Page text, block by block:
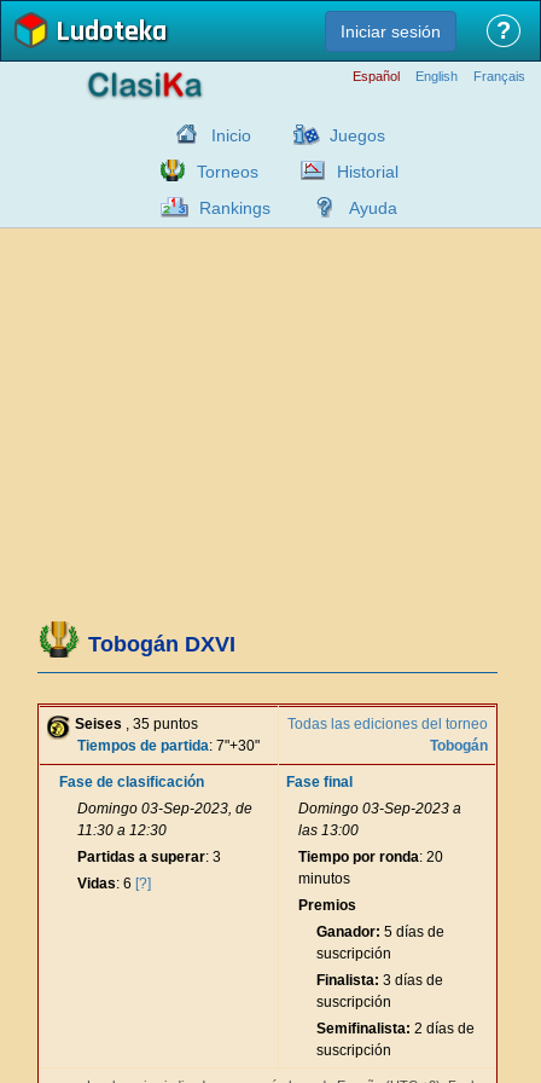
Ludoteka Iniciar sesión ?
Español English Français
Inicio
Juegos
Torneos
Historial
Rankings
Ayuda
Tobogán DXVI
Seises , 35 puntos
Tiempos de partida: 7"+30"
Todas las ediciones del torneo
Tobogán
Fase de clasificación
Domingo 03-Sep-2023, de
11:30 a 12:30
Partidas a superar: 3
Vidas: 6 [?]
Fase final
Domingo 03-Sep-2023 a
las 13:00
Tiempo por ronda: 20
minutos
Premios
Ganador: 5 días de
suscripción
Finalista: 3 días de
suscripción
Semifinalista: 2 días de
suscripción